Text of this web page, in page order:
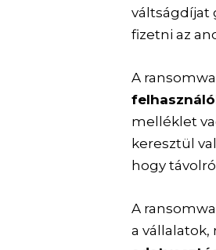
váltságdíjat
fizetni az
A
melléklet
keresztül
hogy
A
a vállalatok,